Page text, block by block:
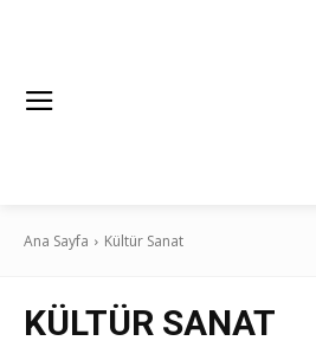
Ana Sayfa Kültür Sanat
KÜLTÜR SANAT